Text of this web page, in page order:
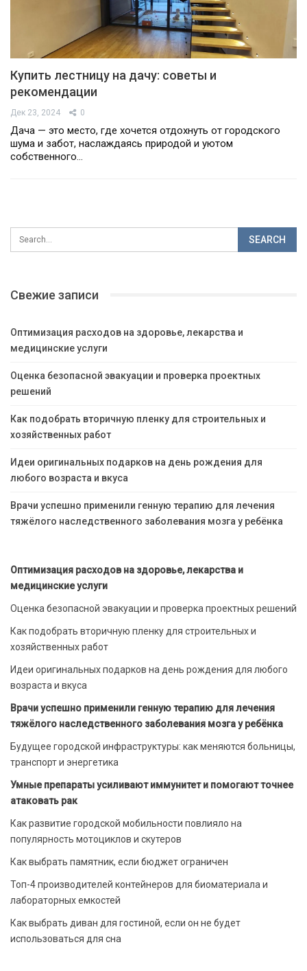
Купить лестницу на дачу: советы и
рекомендации
Дек 23, 2024 0
Дача — это место, где хочется отдохнуть от городского
шума и забот, наслаждаясь природой и уютом
собственного…
Свежие записи
Оптимизация расходов на здоровье, лекарства и
медицинские услуги
Оценка безопасной эвакуации и проверка проектных
решений
Как подобрать вторичную пленку для строительных и
хозяйственных работ
Идеи оригинальных подарков на день рождения для
любого возраста и вкуса
Врачи успешно применили генную терапию для лечения
тяжёлого наследственного заболевания мозга у ребёнка
Оптимизация расходов на здоровье, лекарства и
медицинские услуги
Оценка безопасной эвакуации и проверка проектных решений
Как подобрать вторичную пленку для строительных и
хозяйственных работ
Идеи оригинальных подарков на день рождения для любого
возраста и вкуса
Врачи успешно применили генную терапию для лечения
тяжёлого наследственного заболевания мозга у ребёнка
Будущее городской инфраструктуры: как меняются больницы,
транспорт и энергетика
Умные препараты усиливают иммунитет и помогают точнее
атаковать рак
Как развитие городской мобильности повлияло на
популярность мотоциклов и скутеров
Как выбрать памятник, если бюджет ограничен
Топ-4 производителей контейнеров для биоматериала и
лабораторных емкостей
Как выбрать диван для гостиной, если он не будет
использоваться для сна